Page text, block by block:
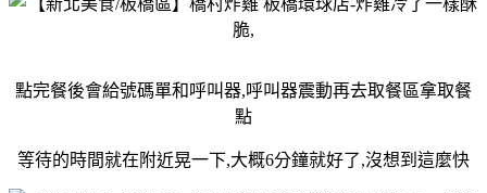
點完餐後會給號碼單和呼叫器,呼叫器震動再去取餐區拿取餐
點
等待的時間就在附近晃一下,大概6分鐘就好了,沒想到這麼快